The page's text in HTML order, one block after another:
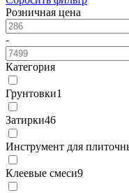
Розничная цена
-
Категория
Грунтовки1
Затирки46
Инструмент для
Клеевые смеси9